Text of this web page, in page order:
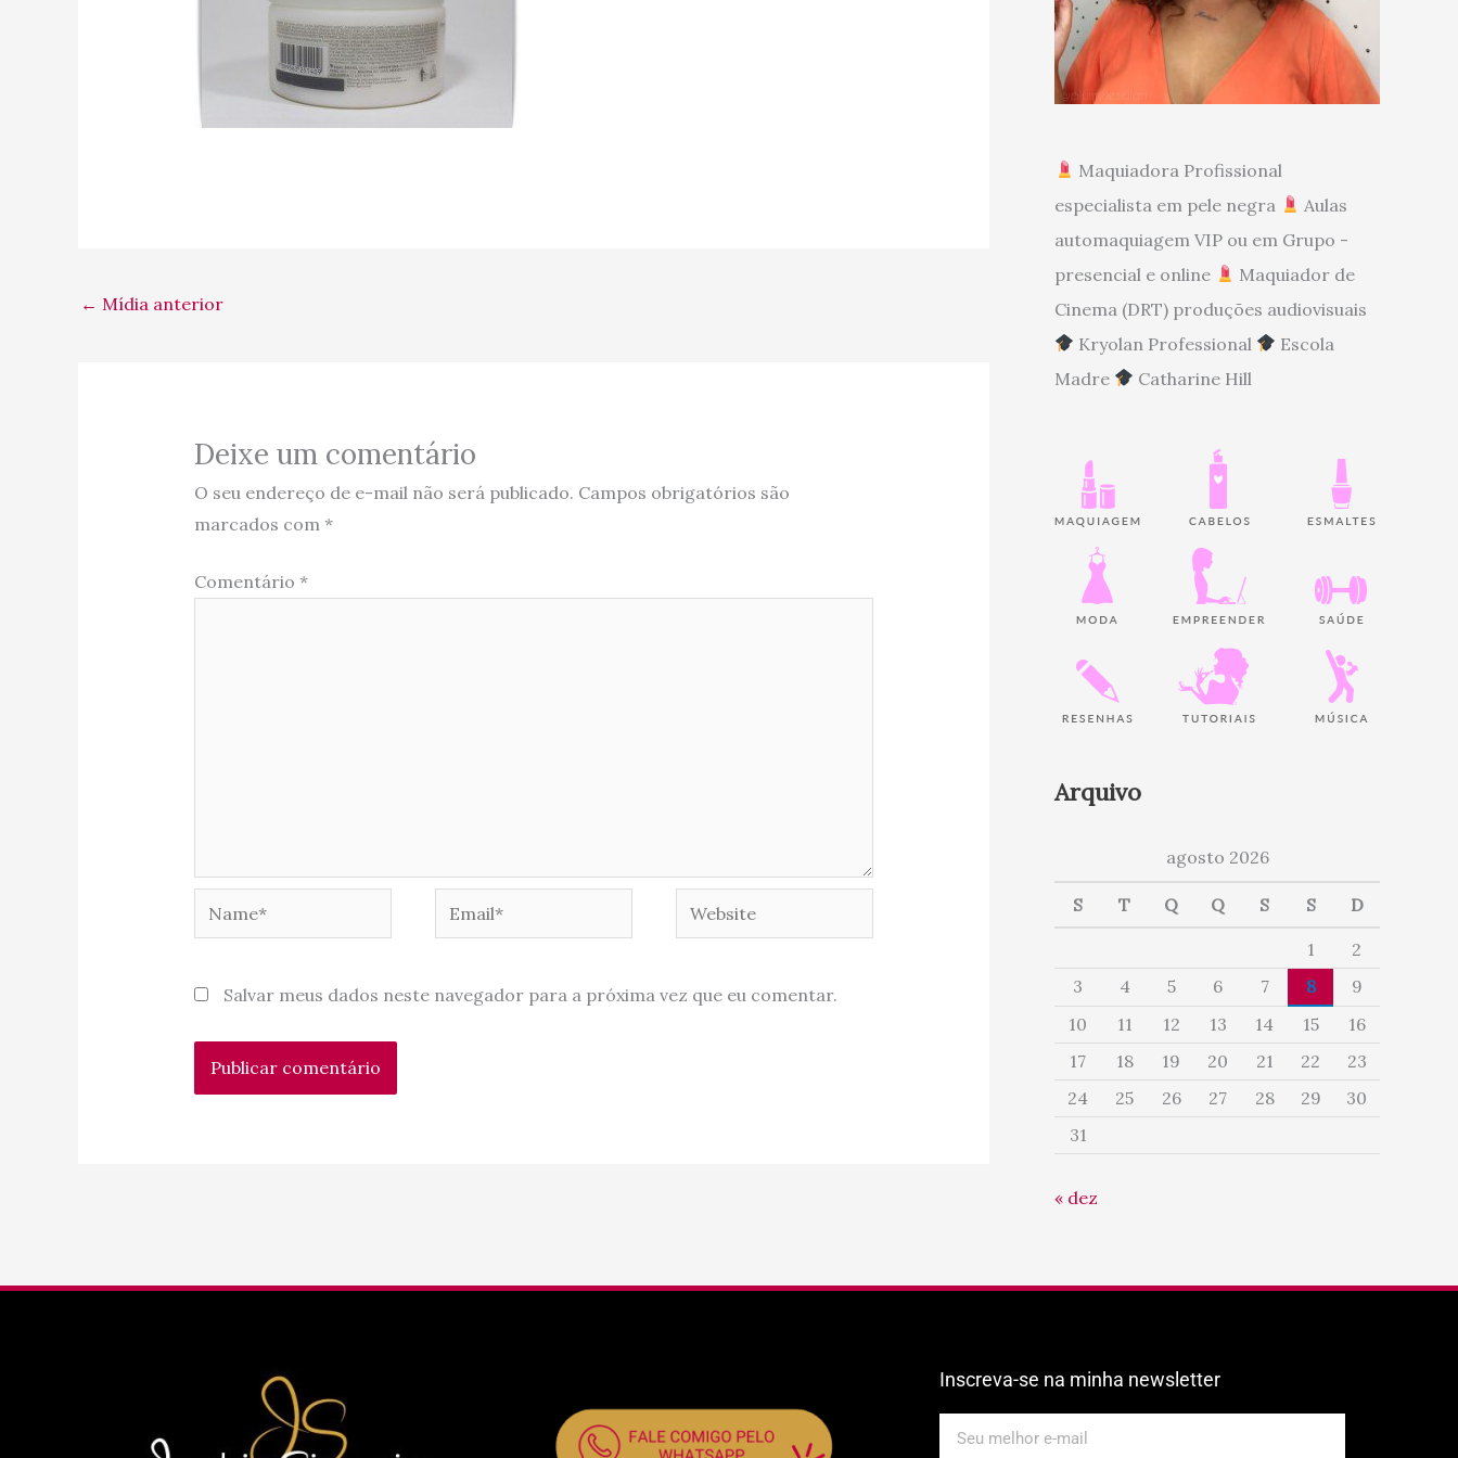
← Mídia anterior
Deixe um comentário
O seu endereço de e-mail não será publicado. Campos obrigatórios são
marcados com *
Comentário *
Website
Salvar meus dados neste navegador para a próxima vez que eu comentar.
Maquiadora Profissional
especialista em pele negra
Aulas
automaquiagem VIP ou em Grupo -
presencial e online
Maquiador de
Cinema (DRT) produções audiovisuais
Kryolan Professional
Escola
Madre
Catharine Hill
Arquivo
agosto 2026
S T Q Q S S D
1
2
3
4 5 6 7 8
9
10
11 12 13 14 15
16
17
18 19 20 21 22
23
24
25 26 27 28 29
30
31
« dez
Inscreva-se na minha newsletter